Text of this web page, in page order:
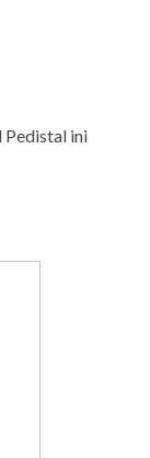
ini